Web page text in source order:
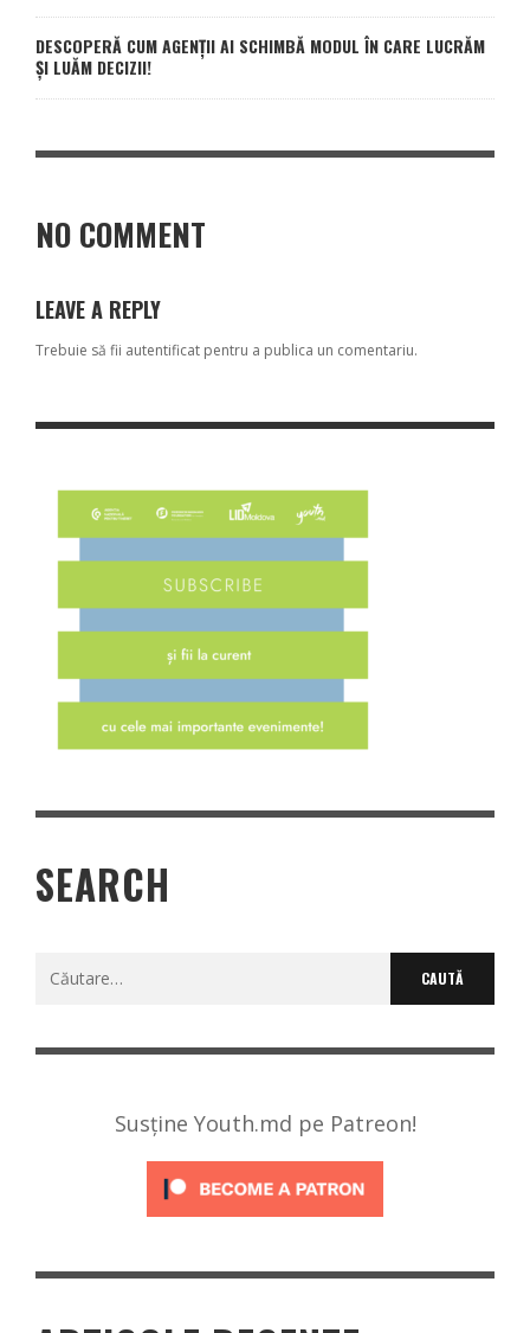
DESCOPERĂ CUM AGENȚII AI SCHIMBĂ MODUL ÎN CARE LUCRĂM
ȘI LUĂM DECIZII!
NO COMMENT
LEAVE A REPLY
Trebuie să fii autentificat pentru a publica un comentariu.
SEARCH
Susține Youth.md pe Patreon!